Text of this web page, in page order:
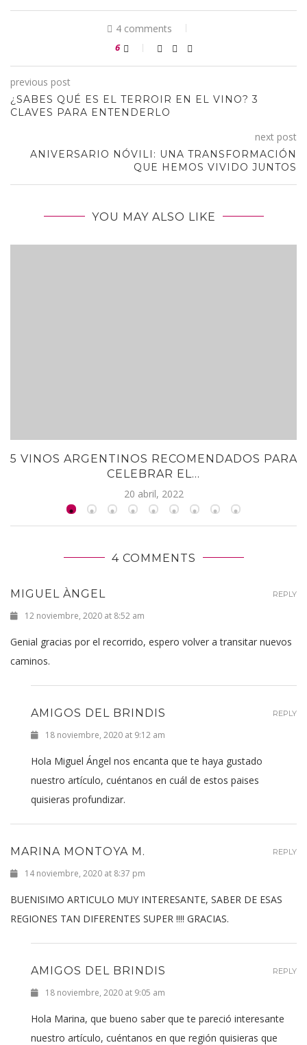
4 comments
6
previous post
¿SABES QUÉ ES EL TERROIR EN EL VINO? 3
CLAVES PARA ENTENDERLO
next post
ANIVERSARIO NÓVILI: UNA TRANSFORMACIÓN
QUE HEMOS VIVIDO JUNTOS
YOU MAY ALSO LIKE
5 VINOS ARGENTINOS RECOMENDADOS PARA
CELEBRAR EL...
20 abril, 2022
4 COMMENTS
MIGUEL ÀNGEL
12 noviembre, 2020 at 8:52 am
Genial gracias por el recorrido, espero volver a transitar nuevos
caminos.
REPLY
AMIGOS DEL BRINDIS
18 noviembre, 2020 at 9:12 am
Hola Miguel Ángel nos encanta que te haya gustado
nuestro artículo, cuéntanos en cuál de estos paises
quisieras profundizar.
REPLY
MARINA MONTOYA M.
14 noviembre, 2020 at 8:37 pm
BUENISIMO ARTICULO MUY INTERESANTE, SABER DE ESAS
REGIONES TAN DIFERENTES SUPER !!!! GRACIAS.
REPLY
AMIGOS DEL BRINDIS
18 noviembre, 2020 at 9:05 am
Hola Marina, que bueno saber que te pareció interesante
nuestro artículo, cuéntanos en que región quisieras que
REPLY